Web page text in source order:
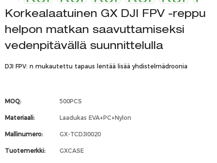
Korkealaatuinen GX DJI FPV -reppu
helpon matkan saavuttamiseksi
vedenpitävällä suunnittelulla
DJI FPV: n mukautettu tapaus lentää lisää yhdistelmädroonia
MOQ: 500PCS
Materiaali: Laadukas EVA+PC+Nylon
Mallinumero: GX-TCDJI0020
Tuotemerkki: GXCASE